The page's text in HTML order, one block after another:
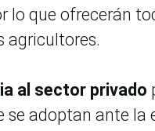
que ofrecerán
agricultores.
al sector privado
adoptan ante la